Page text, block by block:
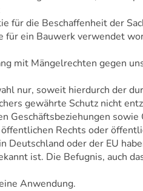
für die Beschaffenheit der
ein Bauwerk verwendet
mit Mängelrechten gegen
nur, soweit hierdurch der
gewährte Schutz nicht
Rechts oder
Deutschland oder der EU
ist. Die Befugnis, auch
Anwendung.